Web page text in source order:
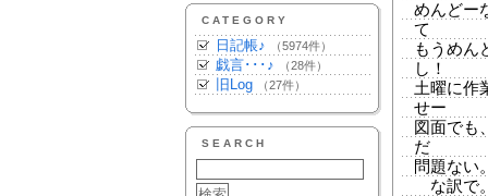
CATEGORY
日記帳♪ （5974件）
戯言･･･♪ （28件）
旧Log （27件）
SEARCH
めんどー
て
もうめん
し！
土曜に作
せー
図面でも
だ
問題ない
な訳で